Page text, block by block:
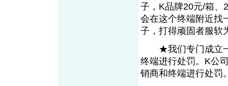
子，K品牌20元/箱、
会在这个终端附近找
子，打得顽固者服软
★我们专门成立一
终端进行处罚。K公
销商和终端进行处罚